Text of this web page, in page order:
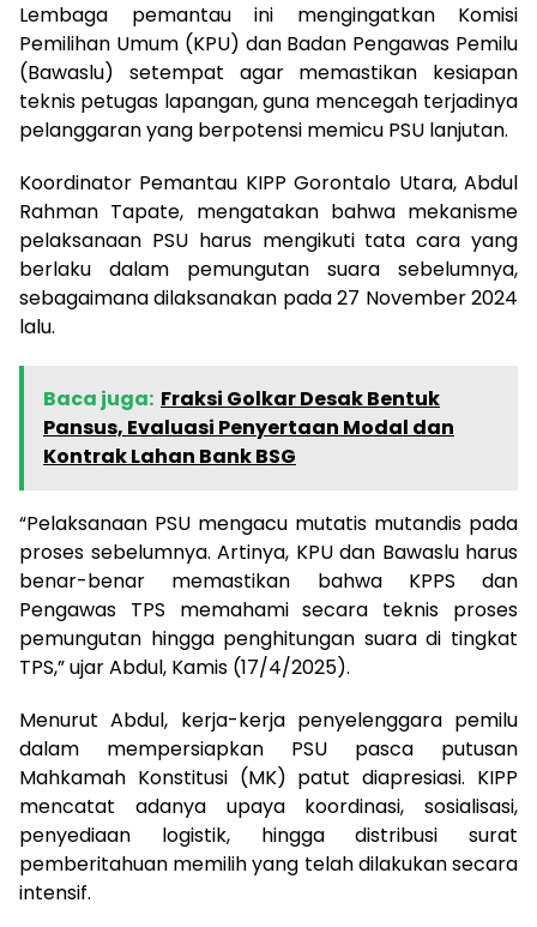
Lembaga pemantau ini mengingatkan Komisi
Pemilihan Umum (KPU) dan Badan Pengawas Pemilu
(Bawaslu) setempat agar memastikan kesiapan
teknis petugas lapangan, guna mencegah terjadinya
pelanggaran yang berpotensi memicu PSU lanjutan.
Koordinator Pemantau KIPP Gorontalo Utara, Abdul
Rahman Tapate, mengatakan bahwa mekanisme
pelaksanaan PSU harus mengikuti tata cara yang
berlaku dalam pemungutan suara sebelumnya,
sebagaimana dilaksanakan pada 27 November 2024
lalu.
Baca juga: Fraksi Golkar Desak Bentuk
Pansus, Evaluasi Penyertaan Modal dan
Kontrak Lahan Bank BSG
“Pelaksanaan PSU mengacu mutatis mutandis pada
proses sebelumnya. Artinya, KPU dan Bawaslu harus
benar-benar memastikan bahwa KPPS dan
Pengawas TPS memahami secara teknis proses
pemungutan hingga penghitungan suara di tingkat
TPS,” ujar Abdul, Kamis (17/4/2025).
Menurut Abdul, kerja-kerja penyelenggara pemilu
dalam mempersiapkan PSU pasca putusan
Mahkamah Konstitusi (MK) patut diapresiasi. KIPP
mencatat adanya upaya koordinasi, sosialisasi,
penyediaan logistik, hingga distribusi surat
pemberitahuan memilih yang telah dilakukan secara
intensif.